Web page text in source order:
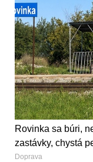
Rovinka sa búri,
zastávky, chystá
Doprava